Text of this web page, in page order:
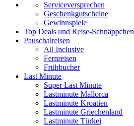
Serviceversprechen
Geschenkgutscheine
Gewinnspiele
Top Deals und Reise-Schnäppchen
Pauschalreisen
All Inclusive
Fernreisen
Frühbucher
Last Minute
Super Last Minute
Lastminute Mallorca
Lastminute Kroatien
Lastminute Griechenland
Lastminute Türkei